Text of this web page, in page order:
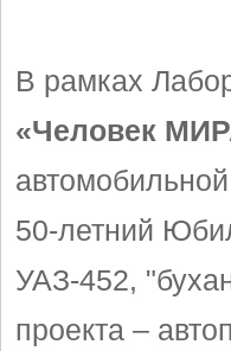
В рамках
«Человек
50-летний
УАЗ-452,
проекта –